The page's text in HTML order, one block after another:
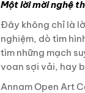
Một lời mời nghệ
Đây không chỉ là
nghiệm, dò tìm
tìm những mạch
voan sợi vải, hay
Annam Open Art